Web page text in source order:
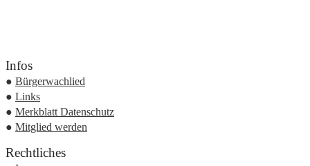
Infos
● Bürgerwachlied
● Links
● Merkblatt Datenschutz
● Mitglied werden
Rechtliches